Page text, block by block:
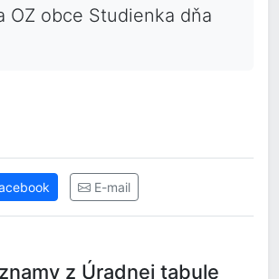
OZ obce Studienka dňa
E-mail
z Úradnej tabule